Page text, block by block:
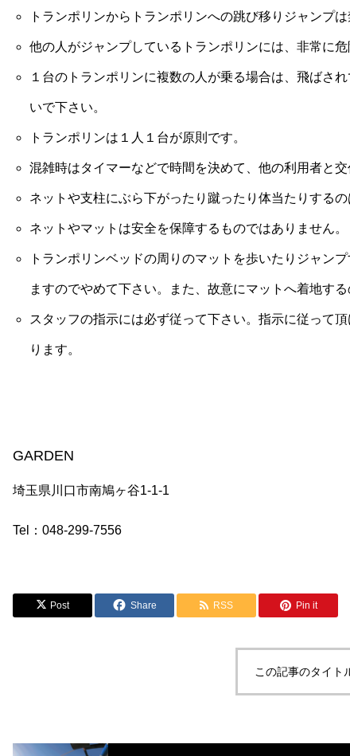
トランポリンからトランポリンへの跳び移りジャンプは
他の人がジャンプしているトランポリンには、非常に
１台のトランポリンに複数の人が乗る場合は、飛ばさ
いで下さい。
トランポリンは１人１台が原則です。
混雑時はタイマーなどで時間を決めて、他の利用者と交
ネットや支柱にぶら下がったり蹴ったり体当たりするの
ネットやマットは安全を保障するものではありません。
トランポリンベッドの周りのマットを歩いたりジャン
ますのでやめて下さい。また、故意にマットへ着地する
スタッフの指示には必ず従って下さい。指示に従って
ります。
GARDEN
埼玉県川口市南鳩ヶ谷1-1-1
Tel： 048-299-7556
Post Share RSS Pin it
この記事のタイト